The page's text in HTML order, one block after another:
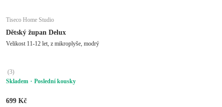
Tiseco Home Studio
Dětský župan Delux
Velikost 11-12 let, z mikroplyše, modrý
(3)
Skladem
Poslední kousky
699 Kč